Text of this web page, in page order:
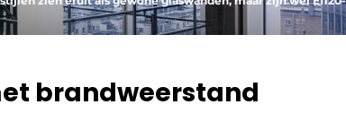
brandweerstand